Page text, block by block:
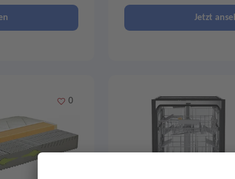
Jetzt
Merken
0